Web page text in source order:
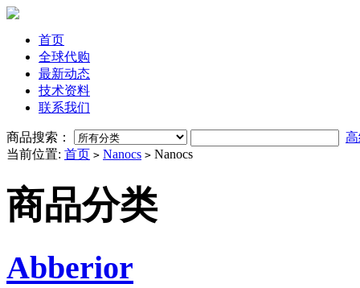
首页
全球代购
最新动态
技术资料
联系我们
商品搜索：
当前位置: 首页 > Nanocs > Nanocs
商品分类
Abberior